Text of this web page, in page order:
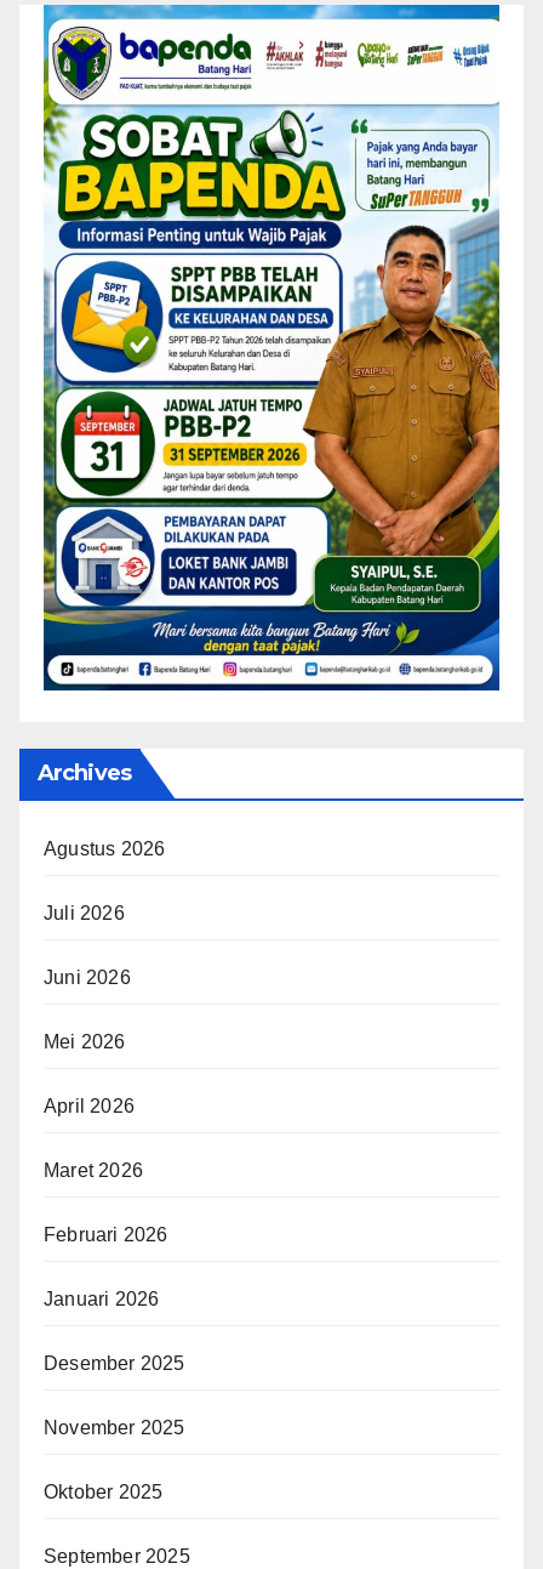
Archives
Agustus 2026
Juli 2026
Juni 2026
Mei 2026
April 2026
Maret 2026
Februari 2026
Januari 2026
Desember 2025
November 2025
Oktober 2025
September 2025